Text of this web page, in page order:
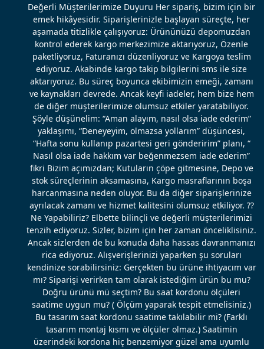
Değerli Müşterilerimize Duyuru Her sipariş, bizim için bir
emek hikâyesidir. Siparişlerinizle başlayan süreçte, her
aşamada titizlikle çalışıyoruz: Ürününüzü depomuzdan
kontrol ederek kargo merkezimize aktarıyoruz, Özenle
paketliyoruz, Faturanızı düzenliyoruz ve Kargoya teslim
ediyoruz. Akabinde kargo takip bilgilerini sms ile size
aktarıyoruz. Bu süreç boyunca ekibimizin emeği, zamanı
ve kaynakları devrede. Ancak keyfi iadeler, hem bize hem
de diğer müşterilerimize olumsuz etkiler yaratabiliyor.
Şöyle düşünelim: “Aman alayım, nasıl olsa iade ederim”
yaklaşımı, “Deneyeyim, olmazsa yollarım” düşüncesi,
“Hafta sonu kullanıp pazartesi geri gönderirim” planı, “
Nasıl olsa iade hakkım var beğenmezsem iade ederim”
fikri Bizim açımızdan; Kutuların çöpe gitmesine, Depo ve
stok süreçlerinin aksamasına, Kargo masraflarının boşa
harcanmasına neden oluyor. Bu da diğer siparişlerinize
ayrılacak zamanı ve hizmet kalitesini olumsuz etkiliyor. ??
Ne Yapabiliriz? Elbette bilinçli ve değerli müşterilerimizi
tenzih ediyoruz. Sizler, bizim için her zaman önceliklisiniz.
Ancak sizlerden de bu konuda daha hassas davranmanızı
rica ediyoruz. Alışverişlerinizi yaparken şu soruları
kendinize sorabilirsiniz: Gerçekten bu ürüne ihtiyacım var
mı? Siparişi verirken tam olarak istediğim ürün bu mu?
Doğru ürünü mü seçtim? Bu saat kordonu ölçüleri
saatime uygun mu? ( Ölçüm yaparak tespit etmelisiniz.)
Bu tasarım saat kordonu saatime takılabilir mi? (Farklı
tasarım montaj kısmı ve ölçüler olmaz.) Saatimin
üzerindeki kordona hiç benzemiyor güzel ama uyumlu